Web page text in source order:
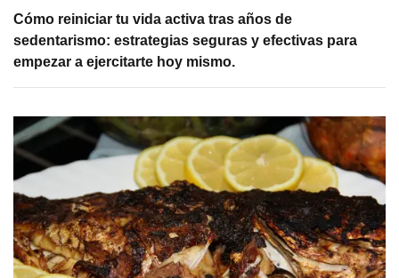
Cómo reiniciar tu vida activa tras años de
sedentarismo: estrategias seguras y efectivas para
empezar a ejercitarte hoy mismo.